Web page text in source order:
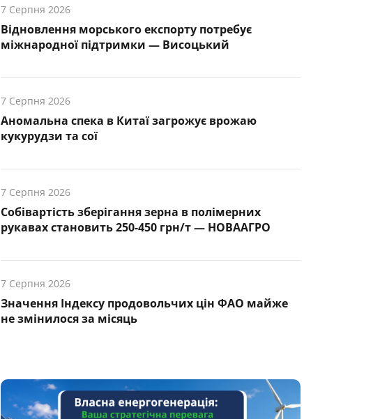
7 Серпня 2026
Відновлення морського експорту потребує
міжнародної підтримки — Висоцький
7 Серпня 2026
Аномальна спека в Китаї загрожує врожаю
кукурудзи та сої
7 Серпня 2026
Собівартість зберігання зерна в полімерних
рукавах становить 250-450 грн/т — НОВААГРО
7 Серпня 2026
Значення Індексу продовольчих цін ФАО майже
не змінилося за місяць